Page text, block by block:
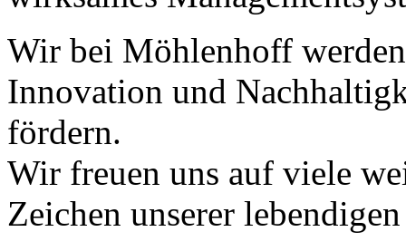
Wir bei Möhlenhoff
Innovation und
fördern.
Wir freuen uns auf viele
Zeichen unserer